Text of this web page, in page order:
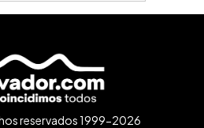
reservados 1999-2026